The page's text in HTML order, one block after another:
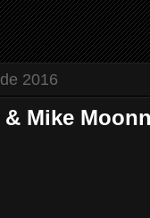
2016
Mike